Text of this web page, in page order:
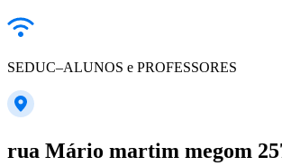
SEDUC–ALUNOS e PROFESSORES
rua Mário martim megom